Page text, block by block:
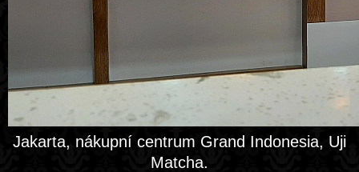
Jakarta, nákupní centrum Grand Indonesia, Uji
Matcha.